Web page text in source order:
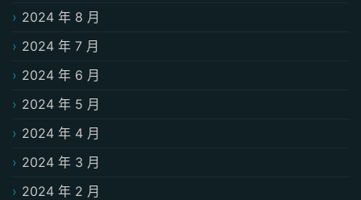
2024 年 8 月
2024 年 7 月
2024 年 6 月
2024 年 5 月
2024 年 4 月
2024 年 3 月
2024 年 2 月